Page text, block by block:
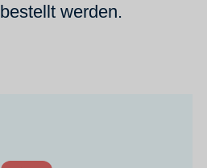
bestellt werden.